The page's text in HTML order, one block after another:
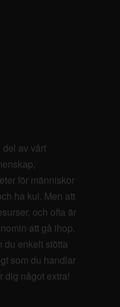
av vårt
för människor
ha kul. Men att
och ofta är
att gå ihop.
du enkelt stötta
som du handlar
dig något extra!